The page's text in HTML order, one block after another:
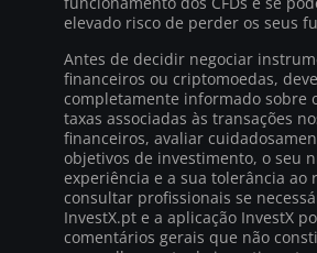
elevado risco de perder os seus
Antes de decidir negociar
financeiros ou criptomoedas,
completamente informado sobre
taxas associadas às transações
financeiros, avaliar
objetivos de investimento, o seu
experiência e a sua tolerância ao
consultar profissionais se
InvestX.pt e a aplicação InvestX
comentários gerais que não